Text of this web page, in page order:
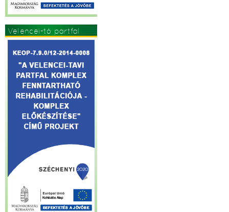
Velencei-tó partfal